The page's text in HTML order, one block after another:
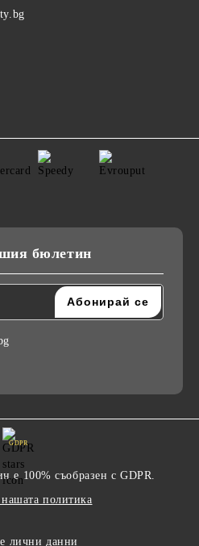
бюлетин
GDPR
е 100% съобразен с GDPR.
нашата политика
лични данни